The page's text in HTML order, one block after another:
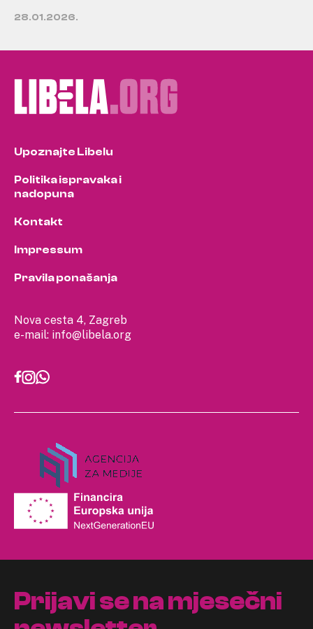
28.01.2026.
Nova cesta 4, Zagreb
e-mail: info@libela.org
Upoznajte Libelu
Politika ispravaka i
nadopuna
Kontakt
Impressum
Pravila ponašanja
Prijavi se na mjesečni